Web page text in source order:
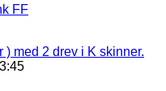
FF
) med 2 drev i K skinner.